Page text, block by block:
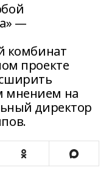
—
комбинат
проекте
мнением на
директор